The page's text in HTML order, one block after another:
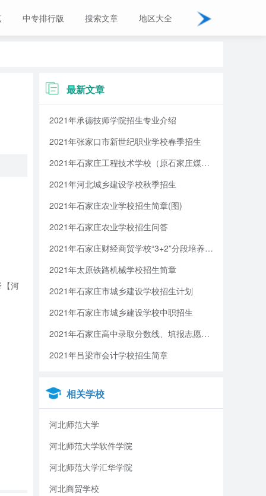
中专排行版 搜索文章 地区大全
河
最新文章
2021年承德技师学院招生专业介绍
2021年张家口市新世纪职业学校春季招生
2021年石家庄工程技术学校（原石家庄煤炭工业学校）招生简章
2021年河北城乡建设学校秋季招生
2021年石家庄农业学校招生简章(图)
2021年石家庄农业学校招生问答
2021年石家庄财经商贸学校“3+2”分段培养全日制大专招生
2021年太原铁路机械学校招生简章
2021年石家庄市城乡建设学校招生计划
2021年石家庄市城乡建设学校中职招生
2021年石家庄高中录取分数线、填报志愿、招生录取安排
2021年吕梁市会计学校招生简章
相关学校
河北师范大学
河北师范大学软件学院
河北师范大学汇华学院
河北商贸学校